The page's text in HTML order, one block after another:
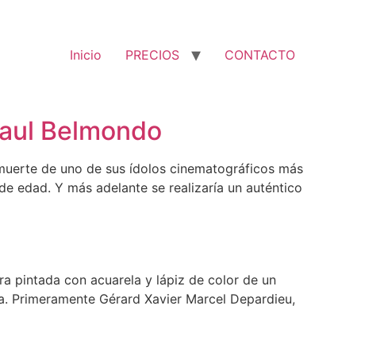
Inicio PRECIOS CONTACTO
Belmondo
de uno de sus ídolos cinematográficos más
edad. Y más adelante se realizaría un auténtico
pintada con acuarela y lápiz de color de un
Gérard Xavier Marcel Depardieu,